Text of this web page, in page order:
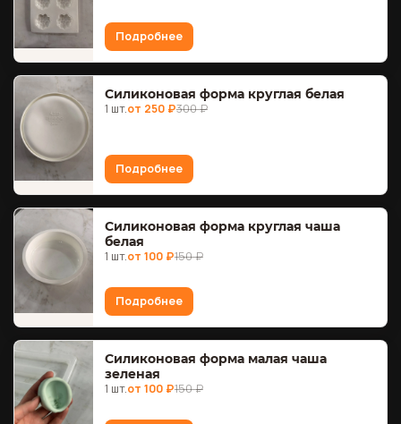
Подробнее
Силиконовая форма круглая белая
1 шт.от 250 ₽300 ₽
Подробнее
Силиконовая форма круглая чаша
белая
1 шт.от 100 ₽150 ₽
Подробнее
Силиконовая форма малая чаша
зеленая
1 шт.от 100 ₽150 ₽